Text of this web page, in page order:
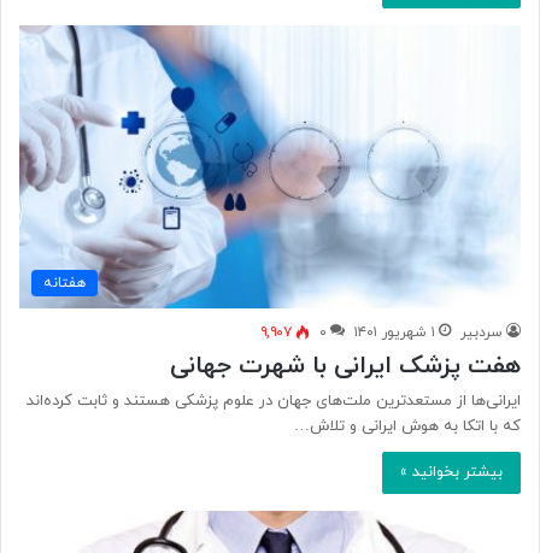
هفتانه
سردبیر ۱ شهریور ۱۴۰۱ ۰ ۹,۹۰۷
هفت پزشک ایرانی با شهرت جهانی
ایرانی‌ها از مستعدترین ملت‌های جهان در علوم پزشکی هستند و ثابت کرده‌اند
که با اتکا به هوش ایرانی و تلاش…
بیشتر بخوانید »